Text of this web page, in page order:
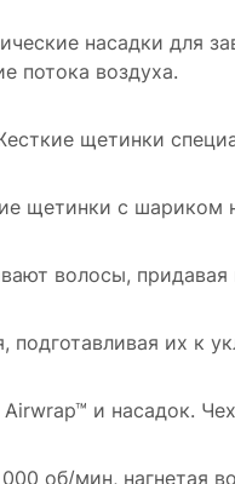
насадки для
потока воздуха.
щетинки
щетинки с шариком
волосы,
их к
и насадок.
об/мин, нагнетая